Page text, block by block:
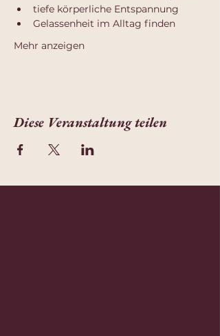
tiefe körperliche Entspannung
Gelassenheit im Alltag finden
Mehr anzeigen
Diese Veranstaltung teilen